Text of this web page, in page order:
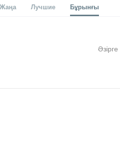
Жаңа Лучшие Бұрынғы